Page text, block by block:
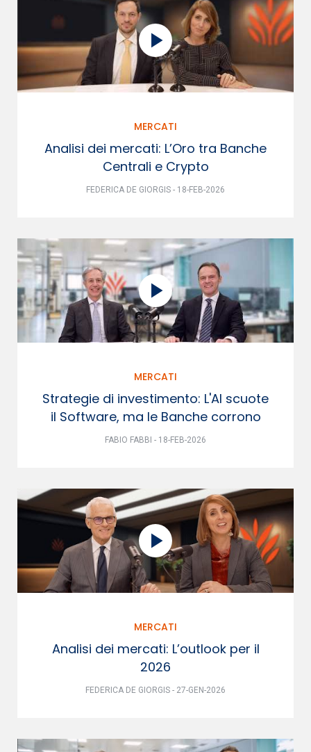
MERCATI
Analisi dei mercati: L’Oro tra Banche
Centrali e Crypto
FEDERICA DE GIORGIS - 18-FEB-2026
MERCATI
Strategie di investimento: L'AI scuote
il Software, ma le Banche corrono
FABIO FABBI - 18-FEB-2026
MERCATI
Analisi dei mercati: L’outlook per il
2026
FEDERICA DE GIORGIS - 27-GEN-2026